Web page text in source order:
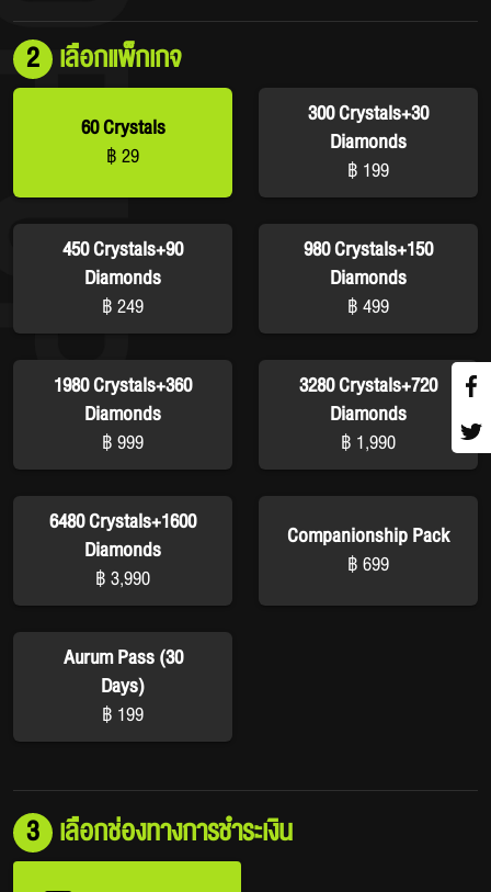
2 เลือกแพ็กเกจ
60 Crystals
฿ 29
300 Crystals+30
Diamonds
฿ 199
450 Crystals+90
Diamonds
฿ 249
980 Crystals+150
Diamonds
฿ 499
1980 Crystals+360
Diamonds
฿ 999
3280 Crystals+720
Diamonds
฿ 1,990
6480 Crystals+1600
Diamonds
฿ 3,990
Companionship Pack
฿ 699
Aurum Pass (30
Days)
฿ 199
3 เลือกช่องทางการชำระเงิน